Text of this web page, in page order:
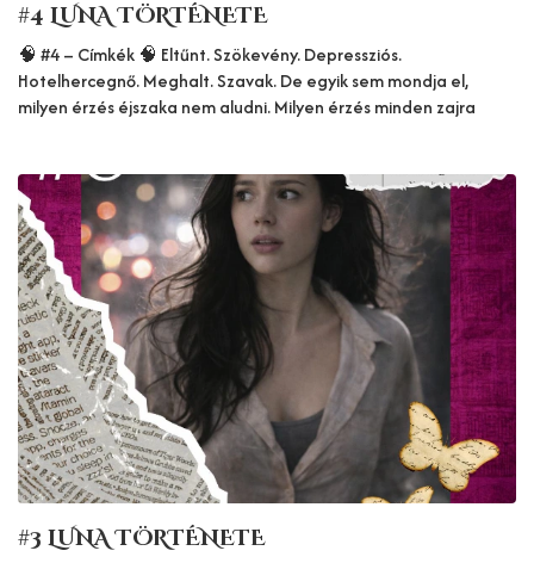
#4 LUNA TÖRTÉNETE
🧠 #4 – Címkék 🧠 Eltűnt. Szökevény. Depressziós.
Hotelhercegnő. Meghalt. Szavak. De egyik sem mondja el,
milyen érzés éjszaka nem aludni. Milyen érzés minden zajra
#3 LUNA TÖRTÉNETE